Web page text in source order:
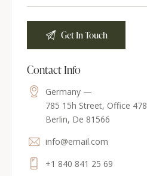
Contact Info
Germany —
785 15h Street, Office 478
Berlin, De 81566
info@email.com
+1 840 841 25 69